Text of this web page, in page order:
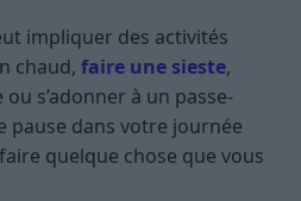
impliquer des activités
chaud, faire une sieste,
s’adonner à un passe-
pause dans votre journée
quelque chose que vous